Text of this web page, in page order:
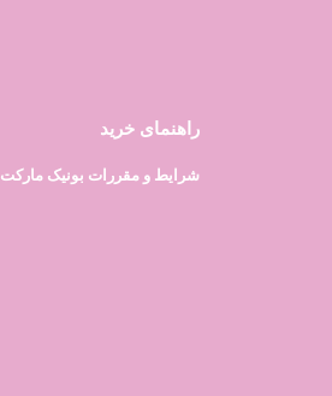
راهنمای خرید
شرایط و مقررات بونیک مارکت